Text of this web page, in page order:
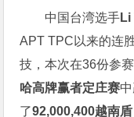
中国台湾选手
APT TPC以来的连
技，本次在36份参
哈高牌赢者定庄赛
了92,000,400越南盾